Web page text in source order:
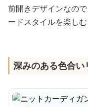
前開きデザインなの
ードスタイルを楽しむ
深みのある色合